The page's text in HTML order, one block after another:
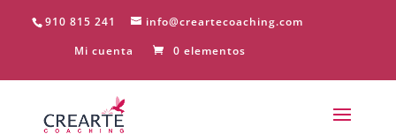
910 815 241
info@creartecoaching.com
Mi cuenta
0 elementos